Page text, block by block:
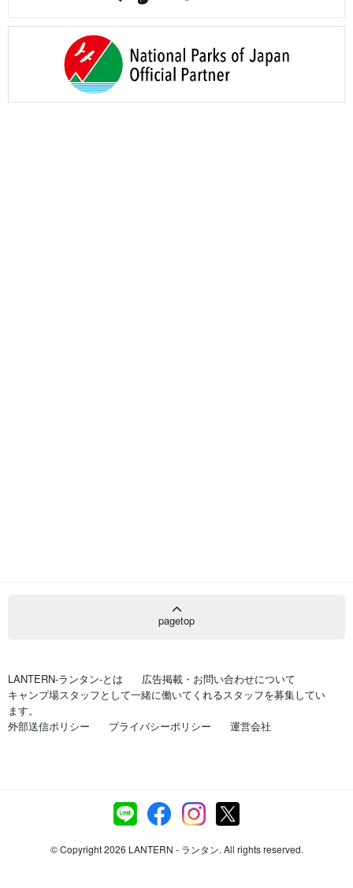
pagetop
LANTERN-ランタン-とは
広告掲載・お問い合わせについて
キャンプ場スタッフとして一緒に働いてくれるスタッフを募集してい
ます。
外部送信ポリシー
プライバシーポリシー 運営会社
© Copyright 2026 LANTERN - ランタン. All rights reserved.